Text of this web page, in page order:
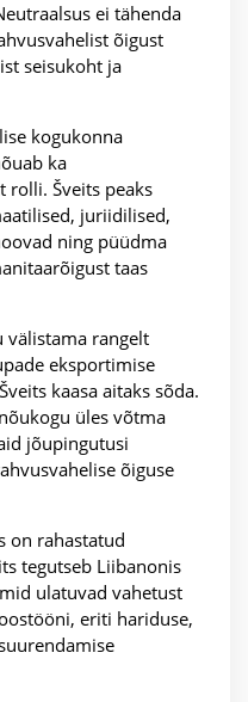
ei tähenda
õigust
seisukoht ja
kogukonna
ka
rolli. Šveits peaks
juriidilised,
ning püüdma
taas
välistama rangelt
eksportimise
kaasa aitaks sõda.
üles võtma
jõupingutusi
õiguse
on rahastatud
tegutseb Liibanonis
ulatuvad vahetust
eriti hariduse,